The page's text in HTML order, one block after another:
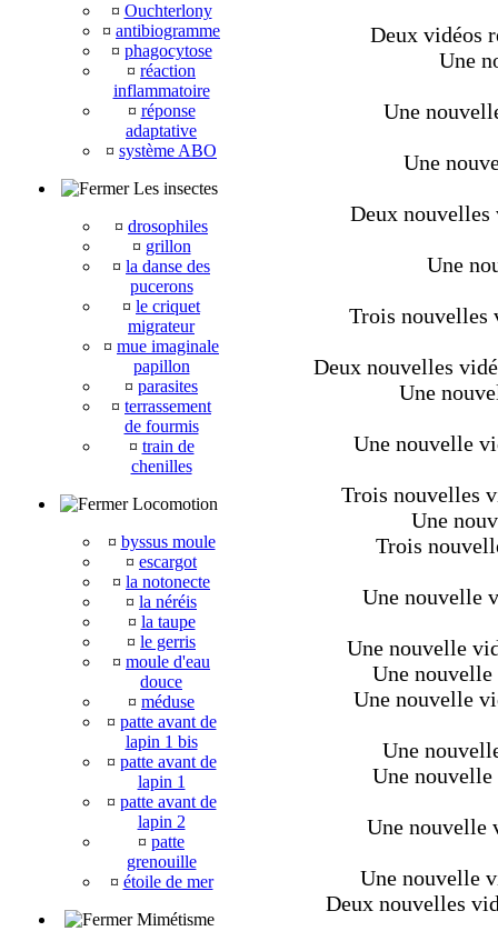
¤ Ouchterlony
¤ antibiogramme
¤ phagocytose
¤ réaction
inflammatoire
¤ réponse
adaptative
¤ système ABO
Les insectes
¤ drosophiles
¤ grillon
¤ la danse des
pucerons
¤ le criquet
migrateur
¤ mue imaginale
papillon
¤ parasites
¤ terrassement
de fourmis
¤ train de
chenilles
Locomotion
¤ byssus moule
¤ escargot
¤ la notonecte
¤ la néréis
¤ la taupe
¤ le gerris
¤ moule d'eau
douce
¤ méduse
¤ patte avant de
lapin 1 bis
¤ patte avant de
lapin 1
¤ patte avant de
lapin 2
¤ patte
grenouille
¤ étoile de mer
Mimétisme
Deux vidéos
Une
Une
Une
Deux nouvelles
Une
Trois nouvelles
Deux nouvelles
Une
Une nouvelle
Trois nouvelles
Une
Trois
Une nouvelle
Une nouvelle
Une
Une nouvelle
Une
Une
Une nouvelle
Une nouvelle
Deux nouvelles